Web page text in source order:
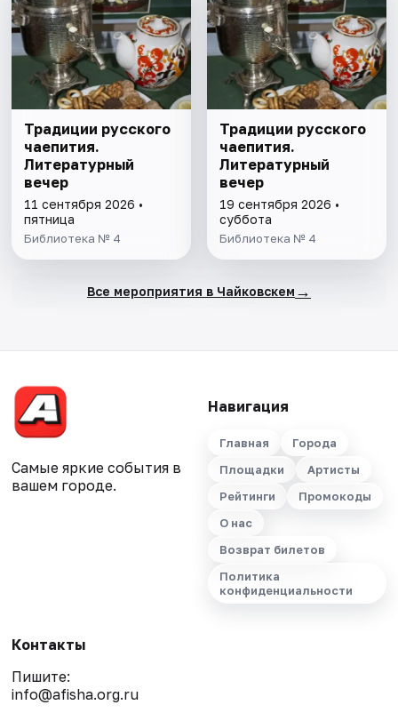
Традиции русского
чаепития.
Литературный
вечер
11 сентября 2026 •
пятница
Библиотека № 4
Традиции русского
чаепития.
Литературный
вечер
19 сентября 2026 •
суббота
Библиотека № 4
Все мероприятия в Чайковскем →
Самые яркие события в
вашем городе.
Навигация
Главная
Города
Площадки
Артисты
Рейтинги
Промокоды
О нас
Возврат билетов
Политика
конфиденциальности
Контакты
Пишите:
info@afisha.org.ru